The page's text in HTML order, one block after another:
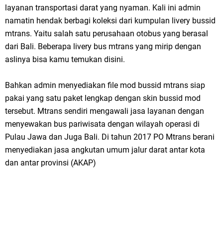
layanan transportasi darat yang nyaman. Kali ini admin
namatin hendak berbagi koleksi dari kumpulan livery bussid
mtrans. Yaitu salah satu perusahaan otobus yang berasal
dari Bali. Beberapa livery bus mtrans yang mirip dengan
aslinya bisa kamu temukan disini.
Bahkan admin menyediakan file mod bussid mtrans siap
pakai yang satu paket lengkap dengan skin bussid mod
tersebut. Mtrans sendiri mengawali jasa layanan dengan
menyewakan bus pariwisata dengan wilayah operasi di
Pulau Jawa dan Juga Bali. Di tahun 2017 PO Mtrans berani
menyediakan jasa angkutan umum jalur darat antar kota
dan antar provinsi (AKAP)